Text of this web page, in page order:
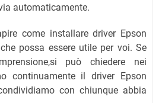
automaticamente.
come installare driver Epson
possa essere utile per voi. Se
può chiedere nei
continuamente il driver Epson
con chiunque abbia